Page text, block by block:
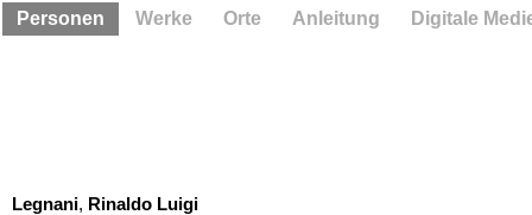
Legnani, Rinaldo Luigi
Personen Werke Orte Anleitung Digitale